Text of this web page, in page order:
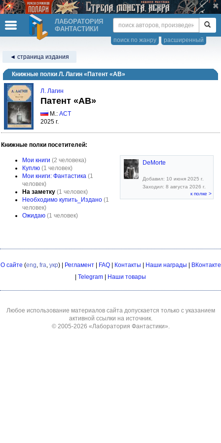
ЛАБОРАТОРИЯ
ФАНТАСТИКИ
расширенный
поиск по жанру
◄ страница издания
Книжные полки Л. Лагин «Патент «АВ»
Л. Лагин
Патент «АВ»
М.: АСТ
2025 г.
Книжные полки посетителей:
Мои книги (2 человека)
Куплю (1 человек)
Мои книги: Фантастика (1
человек)
На заметку (1 человек)
Необходимо купить_Издано (1
человек)
Ожидаю (1 человек)
DeMorte
Добавил: 10 июня 2025 г.
Заходил: 8 августа 2026 г.
к полке >
О сайте (eng, fra, укр) | Регламент| FAQ| Контакты Наши награды
ВКонтакте
Telegram Наши товары
Любое использование материалов сайта допускается только с указанием
активной ссылки на источник.
© 2005-2026 «Лаборатория Фантастики».